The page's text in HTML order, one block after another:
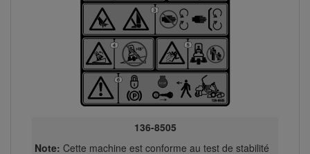
136-8505
Note: Cette machine est conforme au test de stabilité